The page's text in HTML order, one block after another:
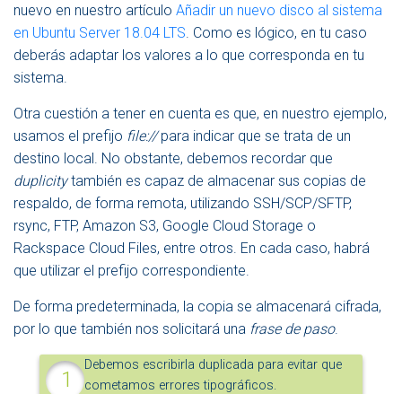
nuevo en nuestro artículo Añadir un nuevo disco al sistema
en Ubuntu Server 18.04 LTS. Como es lógico, en tu caso
deberás adaptar los valores a lo que corresponda en tu
sistema.
Otra cuestión a tener en cuenta es que, en nuestro ejemplo,
usamos el prefijo file://para indicar que se trata de un
destino local. No obstante, debemos recordar que
duplicitytambién es capaz de almacenar sus copias de
respaldo, de forma remota, utilizando SSH/SCP/SFTP,
rsync, FTP, Amazon S3, Google Cloud Storage o
Rackspace Cloud Files, entre otros. En cada caso, habrá
que utilizar el prefijo correspondiente.
De forma predeterminada, la copia se almacenará cifrada,
por lo que también nos solicitará una frase de paso.
Debemos escribirla duplicada para evitar que
cometamos errores tipográficos.